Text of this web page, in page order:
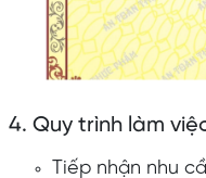
4. Quy trình làm
Tiếp nhận nhu